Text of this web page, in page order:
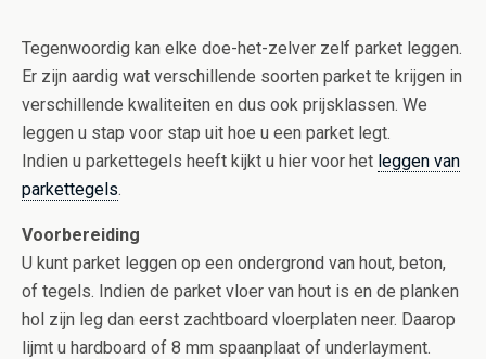
Tegenwoordig kan elke doe-het-zelver zelf parket leggen.
Er zijn aardig wat verschillende soorten parket te krijgen in
verschillende kwaliteiten en dus ook prijsklassen. We
leggen u stap voor stap uit hoe u een parket legt.
Indien u parkettegels heeft kijkt u hier voor het leggen van
parkettegels.
Voorbereiding
U kunt parket leggen op een ondergrond van hout, beton,
of tegels. Indien de parket vloer van hout is en de planken
hol zijn leg dan eerst zachtboard vloerplaten neer. Daarop
lijmt u hardboard of 8 mm spaanplaat of underlayment.